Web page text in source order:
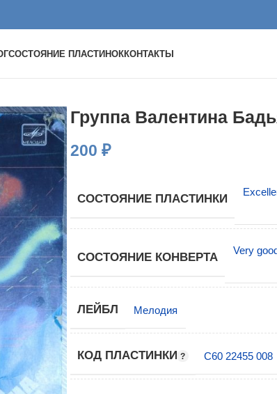
СОСТОЯНИЕ ПЛАСТИНОККОНТАКТЫ
Группа Валентина
200 ₽
СОСТОЯНИЕ ПЛАСТИНКИ
СОСТОЯНИЕ КОНВЕРТА
Very
ЛЕЙБЛ Мелодия
КОД ПЛАСТИНКИ С60 22455 008